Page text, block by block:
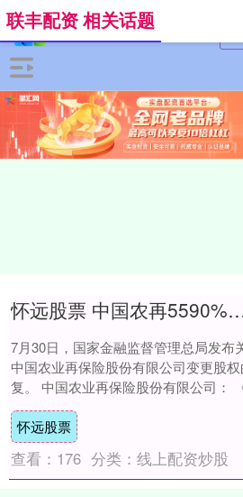
联丰配资 相关话题
怀远股票 中国农再5590%股
7月30日，国家金融监督管理总局发布
中国农业再保险股份有限公司变更股
复。 中国农业再保险股份有限公司：
业再保险公司关于股权变更有关事项的
示》（....
怀远股票
查看： 176 分类： 线上配资炒股